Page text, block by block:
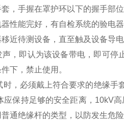
，手握在罩护环以下的握手部
性能完好，有自检系统的验电
近待测设备，直至触及设备导
，即认为该设备带电，即可
下，禁止使用。
时，必须戴上符合要求的绝缘
应保持足够的安全距离，10kV
通绝缘杆的类型，以防发生危险